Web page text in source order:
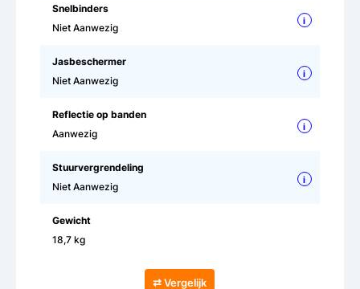
Snelbinders
Niet Aanwezig
i
Jasbeschermer
Niet Aanwezig
i
Reflectie op banden
Aanwezig
i
Stuurvergrendeling
Niet Aanwezig
i
Gewicht
18,7 kg
⇄ Vergelijk